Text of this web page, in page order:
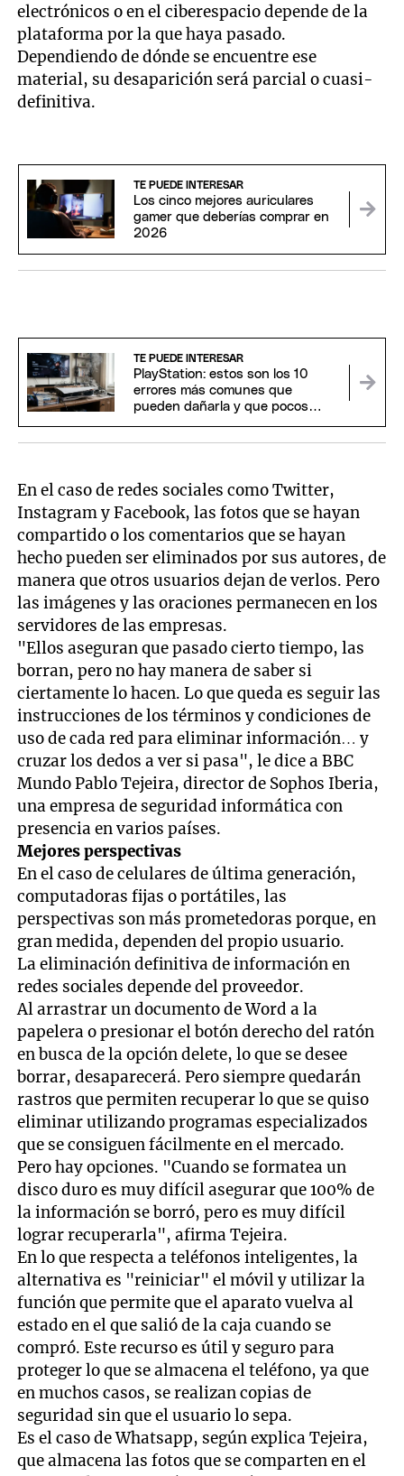
electrónicos o en el ciberespacio depende de la
plataforma por la que haya pasado.
Dependiendo de dónde se encuentre ese
material, su desaparición será parcial o cuasi-
definitiva.
TE PUEDE INTERESAR
Los cinco mejores auriculares
gamer que deberías comprar en
2026
TE PUEDE INTERESAR
PlayStation: estos son los 10
errores más comunes que
pueden dañarla y que pocos
En el caso de redes sociales como Twitter,
Instagram y Facebook, las fotos que se hayan
compartido o los comentarios que se hayan
hecho pueden ser eliminados por sus autores, de
manera que otros usuarios dejan de verlos. Pero
las imágenes y las oraciones permanecen en los
servidores de las empresas.
"Ellos aseguran que pasado cierto tiempo, las
borran, pero no hay manera de saber si
ciertamente lo hacen. Lo que queda es seguir las
instrucciones de los términos y condiciones de
uso de cada red para eliminar información… y
cruzar los dedos a ver si pasa", le dice a BBC
Mundo Pablo Tejeira, director de Sophos Iberia,
una empresa de seguridad informática con
presencia en varios países.
Mejores perspectivas
En el caso de celulares de última generación,
computadoras fijas o portátiles, las
perspectivas son más prometedoras porque, en
gran medida, dependen del propio usuario.
La eliminación definitiva de información en
redes sociales depende del proveedor.
Al arrastrar un documento de Word a la
papelera o presionar el botón derecho del ratón
en busca de la opción delete, lo que se desee
borrar, desaparecerá. Pero siempre quedarán
rastros que permiten recuperar lo que se quiso
eliminar utilizando programas especializados
que se consiguen fácilmente en el mercado.
Pero hay opciones. "Cuando se formatea un
disco duro es muy difícil asegurar que 100% de
la información se borró, pero es muy difícil
lograr recuperarla", afirma Tejeira.
En lo que respecta a teléfonos inteligentes, la
alternativa es "reiniciar" el móvil y utilizar la
función que permite que el aparato vuelva al
estado en el que salió de la caja cuando se
compró. Este recurso es útil y seguro para
proteger lo que se almacena el teléfono, ya que
en muchos casos, se realizan copias de
seguridad sin que el usuario lo sepa.
Es el caso de Whatsapp, según explica Tejeira,
que almacena las fotos que se comparten en el